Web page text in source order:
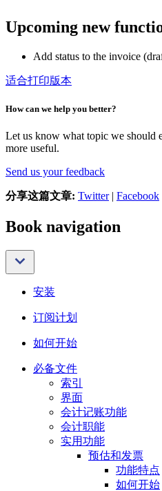
Upcoming new
Add status to the invoice
适合打印版本
How can we help you better?
Let us know what topic we should
more useful.
Send us your feedback
分享这篇文章: Twitter| Facebook
Book navigation
安装
订阅计划
如何开始
必备文件
索引
界面
会计记账功能
会计职能
实用功能
预估和发票
功能特点
如何开始